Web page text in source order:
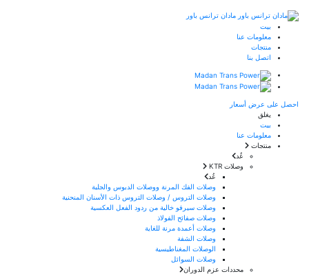
مادان ترانس باور
بيت
معلومات عنا
منتجات
اتصل بنا
احصل على عرض أسعار
يغلق
بيت
معلومات عنا
منتجات
عُد
وصلات KTR
عُد
وصلات الفك المرنة ووصلات الدبوس والجلبة
وصلات التروس / وصلات التروس ذات الأسنان المنحنية
وصلات سيرفو خالية من ردود الفعل العكسية
وصلات صفائح الفولاذ
وصلات أعمدة مرنة للغاية
وصلات الشفة
الوصلات المغناطيسية
وصلات السوائل
محددات عزم الدوران